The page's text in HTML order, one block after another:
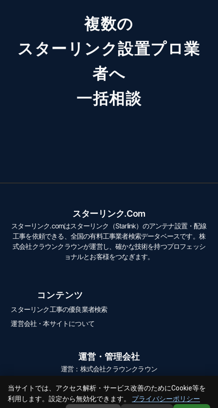
当サイトでは、アクセス解析・サービス改善のためにCookie等を
利用します。設定から無効化できます。
プライバシーポリシー
複数の
スターリンク設置プロ業
者へ
一括相談
スターリンク.com
スターリンク.comはスターリンク（Starlink）のアンテナ設置・配線
工事を依頼できる、全国の有料工事業者検索データベースです。株
式会社クラウンクラウンが運営し、確かな技術を持つプロフェッシ
ョナルとお客様をつなぎます。
コンテンツ
スターリンク工事の優良業者検索
運営会社・本サイトについて
運営・管理会社
運営：株式会社クラウンクラウン
© 2026 スターリンク.com All Rights Reserved.